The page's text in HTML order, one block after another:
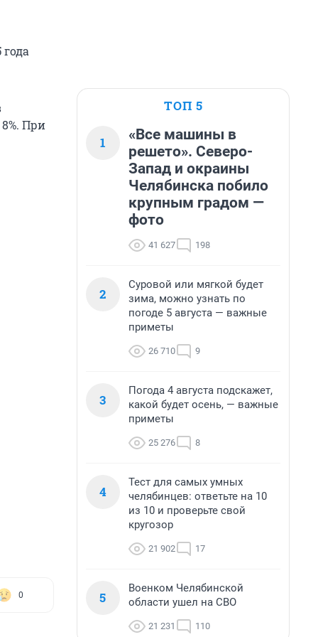
При
0
ТОП 5
1
«Все машины в
решето». Северо-
Запад и окраины
Челябинска побило
крупным градом —
фото
41 627 198
2
Суровой или мягкой будет
зима, можно узнать по
погоде 5 августа — важные
приметы
26 710 9
3
Погода 4 августа подскажет,
какой будет осень, — важные
приметы
25 276 8
4
Тест для самых умных
челябинцев: ответьте на 10
из 10 и проверьте свой
кругозор
21 902 17
5
Военком Челябинской
области ушел на СВО
21 231 110